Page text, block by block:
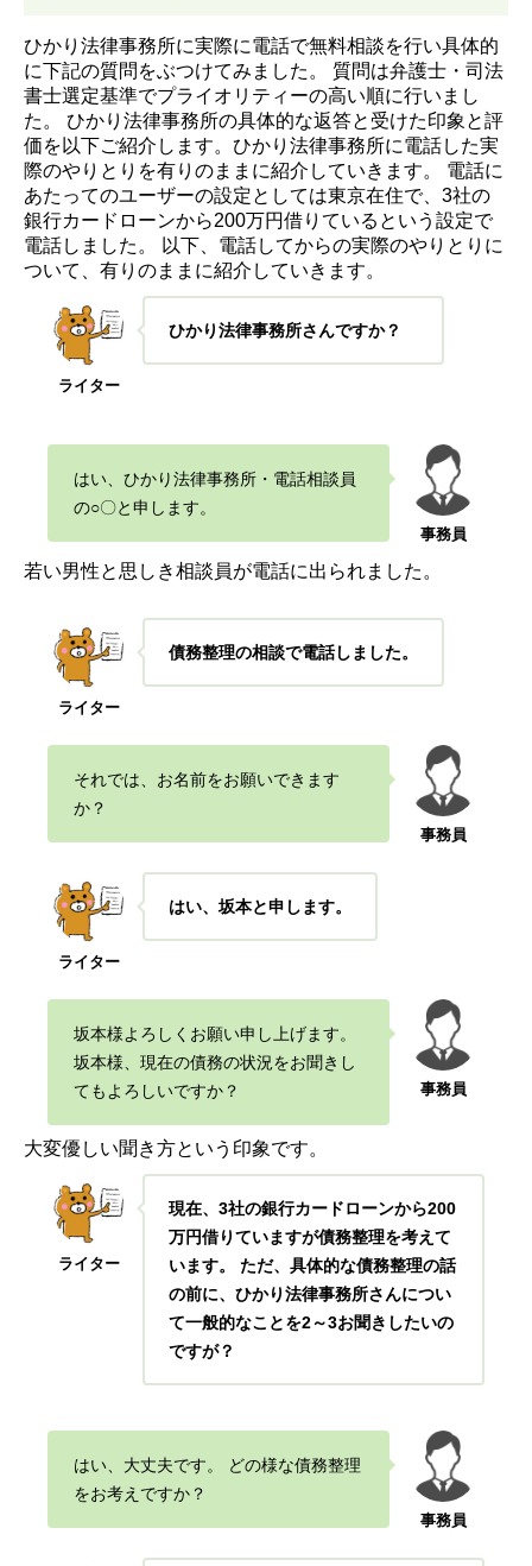
ひかり法律事務所に実際に電話で無料相談を行い具体的
に下記の質問をぶつけてみました。 質問は弁護士・司法
書士選定基準でプライオリティーの高い順に行いまし
た。 ひかり法律事務所の具体的な返答と受けた印象と評
価を以下ご紹介します。 ひかり法律事務所に電話した実
際のやりとりを有りのままに紹介していきます。 電話に
あたってのユーザーの設定としては東京在住で、3社の
銀行カードローンから200万円借りているという設定で
電話しました。
以下、電話してからの実際のやりとりに
ついて、有りのままに紹介していきます。
ライター
ひかり法律事務所さんですか？
事務員
はい、ひかり法律事務所・電話相談員
の○〇と申します。
若い男性と思しき相談員が電話に出られました。
ライター
債務整理の相談で電話しました。
事務員
それでは、お名前をお願いできます
か？
ライター
はい、坂本と申します。
事務員
坂本様よろしくお願い申し上げます。
坂本様、現在の債務の状況をお聞きし
てもよろしいですか？
大変優しい聞き方という印象です。
ライター
現在、3社の銀行カードローンから200
万円借りていますが債務整理を考えて
います。 ただ、具体的な債務整理の話
の前に、ひかり法律事務所さんについ
て一般的なことを2～3お聞きしたいの
ですが？
事務員
はい、大丈夫です。 どの様な債務整理
をお考えですか？